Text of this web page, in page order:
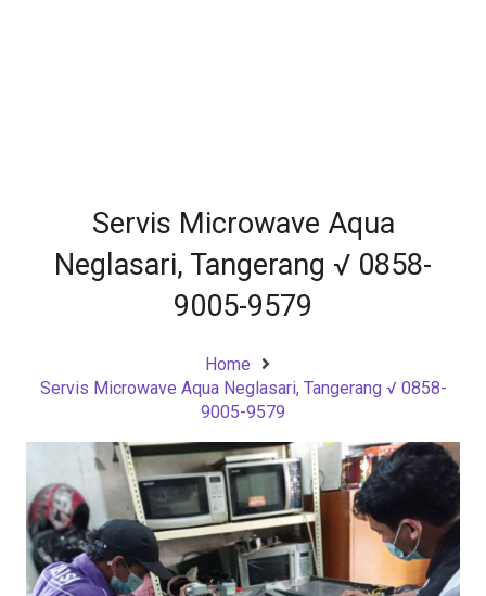
Servis Microwave Aqua
Neglasari, Tangerang √ 0858-
9005-9579
Home
Servis Microwave Aqua Neglasari, Tangerang √ 0858-
9005-9579